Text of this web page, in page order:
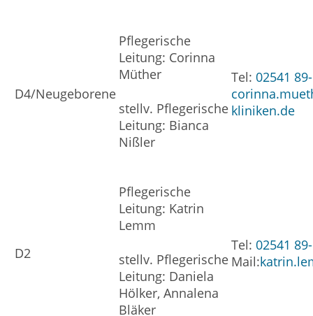
D4/Neugeborene
Pflegerische
Leitung: Corinna
Müther
stellv. Pflegerische
Leitung: Bianca
Nißler
Tel: 02541
kliniken.de
D2
Pflegerische
Leitung: Katrin
Lemm
stellv. Pflegerische
Leitung: Daniela
Hölker, Annalena
Bläker
Tel: 02541
Mail: